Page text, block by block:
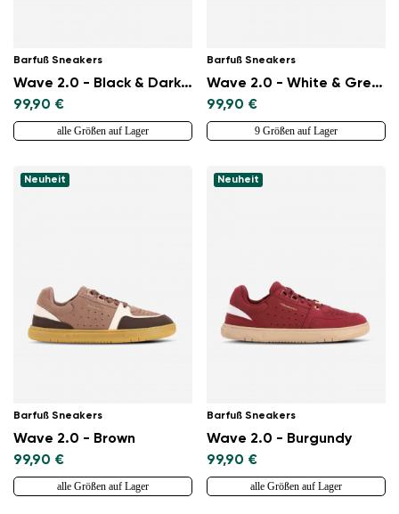
Barfuß Sneakers
Wave 2.0 - Black & Dark Brown
99,90 €
alle Größen auf Lager
Barfuß Sneakers
Wave 2.0 - White & Green
99,90 €
9 Größen auf Lager
Neuheit
Barfuß Sneakers
Wave 2.0 - Brown
99,90 €
alle Größen auf Lager
Neuheit
Barfuß Sneakers
Wave 2.0 - Burgundy
99,90 €
alle Größen auf Lager